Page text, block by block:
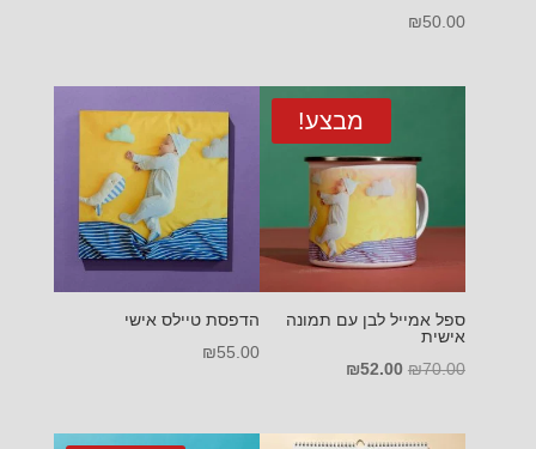
₪50.00
מבצע!
ספל אמייל לבן עם תמונה
אישית
₪70.00
המחיר
היה:
₪52.00
הדפסת טיילס אישי
₪55.00